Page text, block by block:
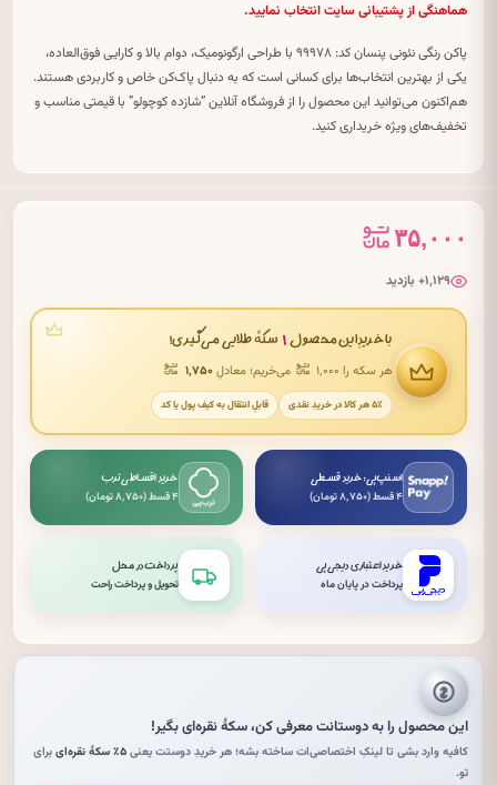
هماهنگی از پشتیبانی سایت انتخاب نمایید.
پاکن رنگی نئونی پنسان کد: ۹۹۹۷۸ با طراحی ارگونومیک، دوام بالا و کارایی فوق‌العاده،
یکی از بهترین انتخاب‌ها برای کسانی است که به دنبال پاک‌کن خاص و کاربردی هستند.
هم‌اکنون می‌توانید این محصول را از فروشگاه آنلاین “شازده کوچولو” با قیمتی مناسب و
تخفیف‌های ویژه خریداری کنید.
۳۵,۰۰۰
۱٬۱۲۹+ بازدید
با خریدِ این محصول ۱ سکهٔ طلایی می‌گیری!
هر سکه را ۱٬۰۰۰ می‌خریم؛ معادلِ۱٬۷۵۰
۵٪ هر کالا در خریدِ نقدی قابلِ انتقال به کیف پول یا کد
اسنپ‌پی: خرید قسطی
۴ قسط (۸٬۷۵۰ تومان)
خرید اقساطی ترب
۴ قسط (۸٬۷۵۰ تومان)
خرید اعتباری دیجی‌پی
پرداخت در پایان ماه
پرداخت در محل
تحویل و پرداخت راحت
این محصول را به دوستانت معرفی کن،سکهٔ نقره‌ایبگیر!
کافیه وارد بشی تا لینکِ اختصاصی‌ات ساخته بشه؛ هر خریدِ دوستت یعنی۵٪ سکهٔ نقره‌ای
برای
تو.